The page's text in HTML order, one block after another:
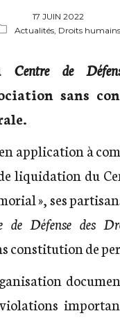
17 JUIN 2022
Actualités, Droits humains
Centre de
sans
application à
liquidation du
», ses
de Défense des
constitution de